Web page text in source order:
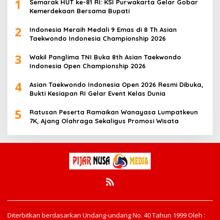
1
Semarak HUT ke-81 RI: KSI Purwakarta Gelar Gobar
Kemerdekaan Bersama Bupati
2
Indonesia Meraih Medali 9 Emas di 8 Th Asian
Taekwondo Indonesia Championship 2026
3
Wakil Panglima TNI Buka 8th Asian Taekwondo
Indonesia Open Championship 2026
4
Asian Taekwondo Indonesia Open 2026 Resmi Dibuka,
Bukti Kesiapan RI Gelar Event Kelas Dunia
5
Ratusan Peserta Ramaikan Wanayasa Lumpatkeun
7K, Ajang Olahraga Sekaligus Promosi Wisata
Diterbitkan berdasarkan Undang-undang No. 40 Tahun 1999 Oleh :